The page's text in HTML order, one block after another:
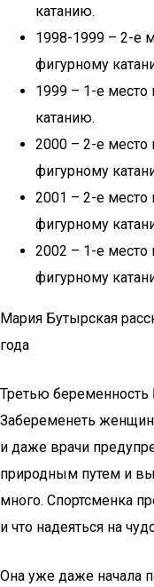
катанию.
1998-1999 – 2-е
фигурному
1999 – 1-е
катанию.
2000 – 2-е
фигурному
2001 – 2-е
фигурному
2002 – 1-е
фигурному
Мария Бутырская
года
Третью беременность
Забеременеть
и даже врачи
природным путем и
много. Спортсменка
и что надеяться на
Она уже даже начала